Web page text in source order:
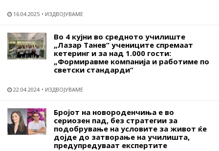
16.04.2025 ИЗДВОЈУВАМЕ
Во 4 кујни во средното училиште
„Лазар Танев“ учениците спремаат
кетеринг и за над 1.000 гости:
„Формиравме компанија и работиме по
светски стандарди“
22.04.2024 ИЗДВОЈУВАМЕ
Бројот на новороденчиња е во
сериозен пад, без стратегии за
подобрување на условите за живот ќе
дојде до затворање на училишта,
предупредуваат експертите